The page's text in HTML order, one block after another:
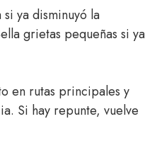
ya disminuyó la
grietas pequeñas si ya
en rutas principales y
Si hay repunte, vuelve